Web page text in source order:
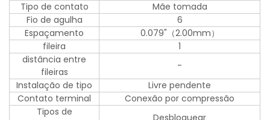
Tipo de contato
Mãe tomada
Fio de agulha
6
Espaçamento
0.079"（2.00mm）
fileira
1
distância entre
fileiras
-
Instalação de tipo
Livre pendente
Contato terminal
Conexão por compressão
Tipos de